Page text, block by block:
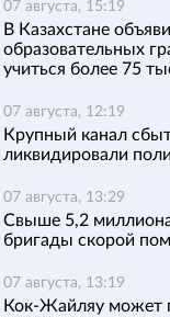
07 августа, 15:19
В Казахстане
образовательных
учиться более 75
07 августа, 12:19
Крупный канал
ликвидировали
07 августа, 13:29
Свыше 5,2
бригады скорой
07 августа, 13:19
Кок-Жайляу может